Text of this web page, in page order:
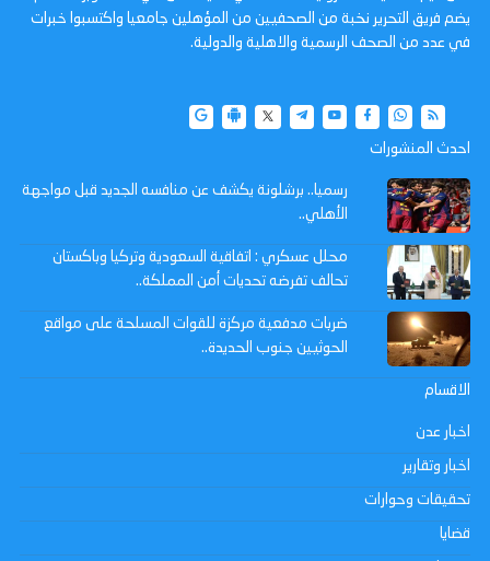
يضم فريق التحرير نخبة من الصحفيين من المؤهلين جامعيا واكتسبوا خبرات
في عدد من الصحف الرسمية والاهلية والدولية.
احدث المنشورات
رسميا.. برشلونة يكشف عن منافسه الجديد قبل مواجهة
الأهلي..
محلل عسكري : اتفاقية السعودية وتركيا وباكستان
تحالف تفرضه تحديات أمن المملكة..
ضربات مدفعية مركزة للقوات المسلحة على مواقع
الحوثيين جنوب الحديدة..
الاقسام
اخبار عدن
اخبار وتقارير
تحقيقات وحوارات
قضايا